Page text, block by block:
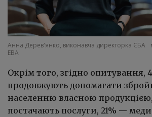
Анна Дерев'янко, виконавча директорка ЄБА
EBA
Окрім того, згідно опитування,
продовжують допомагати
населенню власною
постачають послуги, 21% —